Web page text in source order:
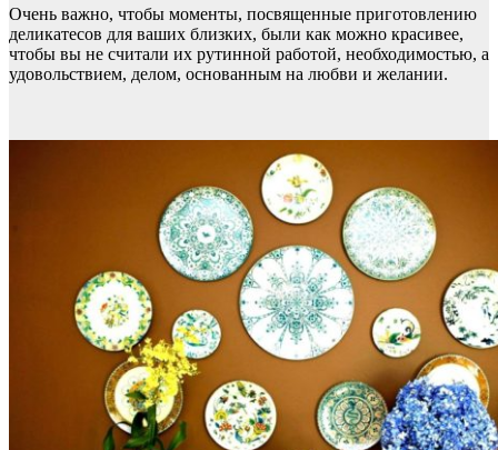
Очень важно, чтобы моменты, посвященные приготовлению
деликатесов для ваших близких, были как можно красивее,
чтобы вы не считали их рутинной работой, необходимостью, а
удовольствием, делом, основанным на любви и желании.